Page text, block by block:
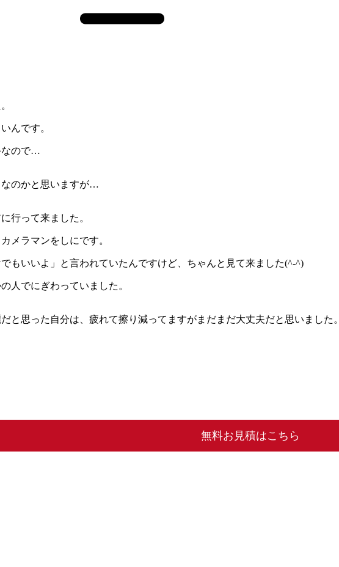
んです。
なので…
のかと思いますが…
行って来ました。
メラマンをしにです。
もいいよ」と言われていたんですけど、ちゃんと見て来ました(^-^)
人でにぎわっていました。
と思った自分は、疲れて擦り減ってますがまだまだ大丈夫だと思いました。
無料お見積はこちら